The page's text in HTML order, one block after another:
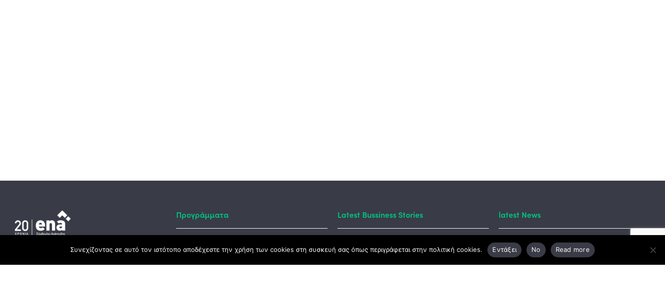
Κεντρικά γραφεία
Προγράμματα
Αναπτυξιακός Νόμος
ΕΣΠΑ
Latest Bussiness Stories
Business Story
– Αλλαντικά
latest News
ANOM 5246/2025: 1η
Προκήρυξη «Άμυνα &
Συνεχίζοντας σε αυτό τον ιστότοπο αποδέχεστε την χρήση των cookies στη συσκευή σας όπως περιγράφεται στην πολιτική cookies. Εντάξει No Read more